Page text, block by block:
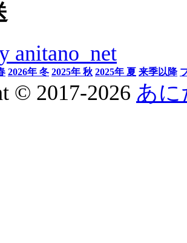
anitano_net
2026年 冬 2025年 秋 2025年 夏 来季以降
© 2017-2026 あに